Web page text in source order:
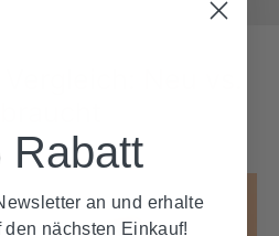
Rabatt
an und erhalte
den nächsten Einkauf!